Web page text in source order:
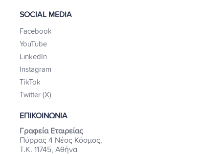
SOCIAL MEDIA
Facebook
YouTube
LinkedIn
Instagram
TikTok
Twitter (X)
ΕΠΙΚΟΙΝΩΝΙΑ
Γραφεία Εταιρείας
Πύρρας 4 Νέος Κόσμος,
Τ.Κ. 11745, Αθήνα